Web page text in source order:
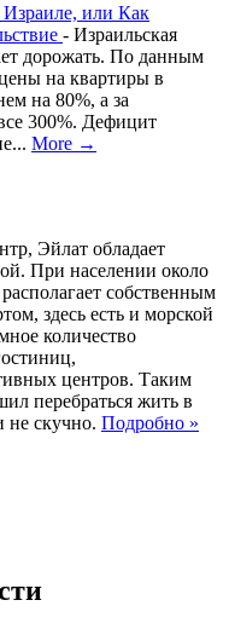
или Как
- Израильская
дорожать. По данным
на квартиры в
на 80%, а за
300%. Дефицит
More →
Эйлат обладает
При населении около
собственным
здесь есть и морской
количество
центров. Таким
перебраться жить в
не скучно. Подробно »